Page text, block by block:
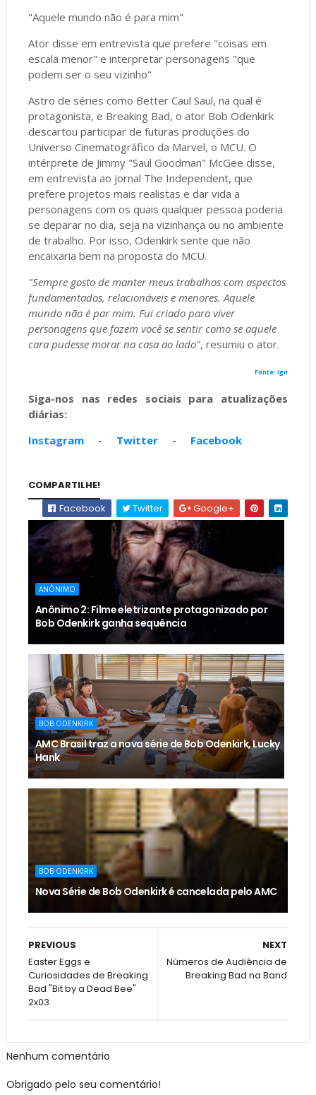
"Aquele mundo não é para mim"
Ator disse em entrevista que prefere "coisas em
escala menor" e interpretar personagens "que
podem ser o seu vizinho"
Astro de séries como Better Caul Saul, na qual é
protagonista, e Breaking Bad, o ator Bob Odenkirk
descartou participar de futuras produções do
Universo Cinematográfico da Marvel, o MCU. O
intérprete de Jimmy "Saul Goodman" McGee disse,
em entrevista ao jornal The Independent, que
prefere projetos mais realistas e dar vida a
personagens com os quais qualquer pessoa poderia
se deparar no dia, seja na vizinhança ou no ambiente
de trabalho. Por isso, Odenkirk sente que não
encaixaria bem na proposta do MCU.
"Sempre gosto de manter meus trabalhos com aspectos
fundamentados, relacionáveis e menores. Aquele
mundo não é par mim. Fui criado para viver
personagens que fazem você se sentir como se aquele
cara pudesse morar na casa ao lado", resumiu o ator.
Fonte: Ign
Siga-nos nas redes sociais para atualizações
diárias:
Instagram- Twitter- Facebook
COMPARTILHE!
Facebook
Twitter Google+
ANÔNIMO
Anônimo 2: Filme eletrizante protagonizado por
Bob Odenkirk ganha sequência
BOB ODENKIRK
AMC Brasil traz a nova série de Bob Odenkirk, Lucky
Hank
BOB ODENKIRK
Nova Série de Bob Odenkirk é cancelada pelo AMC
NEXT
Números de Audiência de
Breaking Bad na Band
PREVIOUS
Easter Eggs e
Curiosidades de Breaking
Bad "Bit by a Dead Bee"
2x03
Nenhum comentário
Obrigado pelo seu comentário!